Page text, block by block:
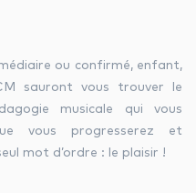
ou confirmé, enfant,
sauront vous trouver le
musicale qui vous
vous progresserez et
mot d’ordre : le plaisir !